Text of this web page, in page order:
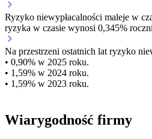
Ryzyko niewypłacalności maleje w
ryzyka w czasie wynosi 0,345%
Na przestrzeni ostatnich lat ryzyko
• 0,90% w 2025 roku.
• 1,59% w 2024 roku.
• 1,59% w 2023 roku.
Wiarygodność firmy